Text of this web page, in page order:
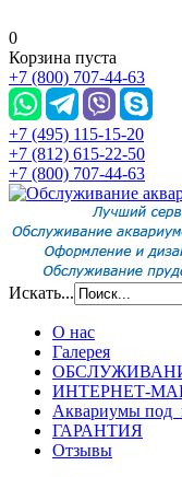
0
Корзина пуста
+7 (800) 707-44-63
+7 (495) 115-15-20
+7 (812) 615-22-50
+7 (800) 707-44-63
Искать...
О нас
Галерея
ИНТЕРНЕТ-
Аквариумы под
ГАРАНТИЯ
Отзывы